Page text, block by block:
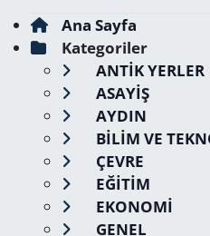
Ana Sayfa
Kategoriler
ANTİK YERLER
ASAYİŞ
AYDIN
BİLİM VE
ÇEVRE
EĞİTİM
EKONOMİ
GENEL